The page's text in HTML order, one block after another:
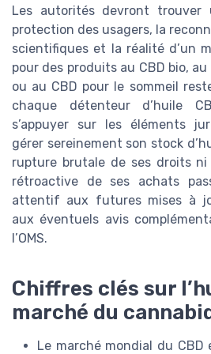
Les autorités devront trouver
protection des usagers, la
scientifiques et la réalité d’un
pour des produits au CBD bio,
ou au CBD pour le sommeil
chaque détenteur d’huile
s’appuyer sur les éléments
gérer sereinement son stock
rupture brutale de ses droits
rétroactive de ses achats
attentif aux futures mises à
aux éventuels avis
l’OMS.
Chiffres clés sur
marché du
Le marché mondial du